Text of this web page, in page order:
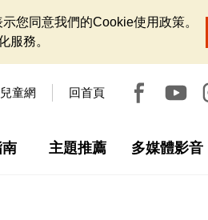
您同意我們的Cookie使用政策。
服務。
兒童網 回首頁
主題推薦 多媒體影音